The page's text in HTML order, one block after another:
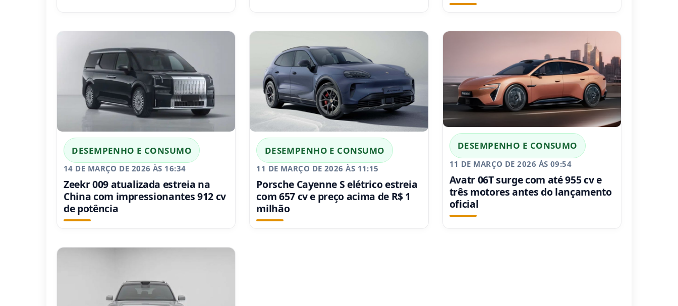
DESEMPENHO E CONSUMO
14 DE MARÇO DE 2026 ÀS 16:34
Zeekr 009 atualizada estreia na
China com impressionantes 912 cv
de potência
DESEMPENHO E CONSUMO
11 DE MARÇO DE 2026 ÀS 11:15
Porsche Cayenne S elétrico estreia
com 657 cv e preço acima de R$ 1
milhão
DESEMPENHO E CONSUMO
11 DE MARÇO DE 2026 ÀS 09:54
Avatr 06T surge com até 955 cv e
três motores antes do lançamento
oficial